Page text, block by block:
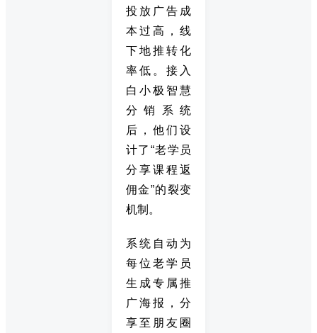
投放广告成
本过高，线
下地推转化
率低。接入
白小极智慧
分销系统
后，他们设
计了“老学员
分享课程返
佣金”的裂变
机制。
系统自动为
每位老学员
生成专属推
广海报，分
享至朋友圈